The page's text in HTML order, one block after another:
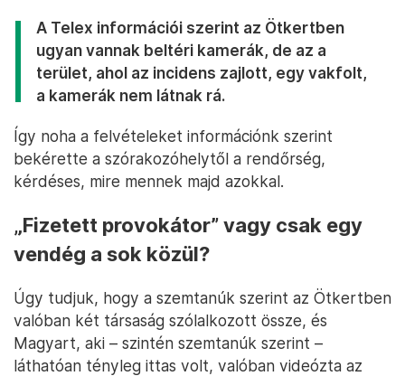
A Telex információi szerint az Ötkertben
ugyan vannak beltéri kamerák, de az a
terület, ahol az incidens zajlott, egy vakfolt,
a kamerák nem látnak rá.
Így noha a felvételeket információnk szerint
bekérette a szórakozóhelytől a rendőrség,
kérdéses, mire mennek majd azokkal.
„Fizetett provokátor” vagy csak egy
vendég a sok közül?
Úgy tudjuk, hogy a szemtanúk szerint az Ötkertben
valóban két társaság szólalkozott össze, és
Magyart, aki – szintén szemtanúk szerint –
láthatóan tényleg ittas volt, valóban videózta az